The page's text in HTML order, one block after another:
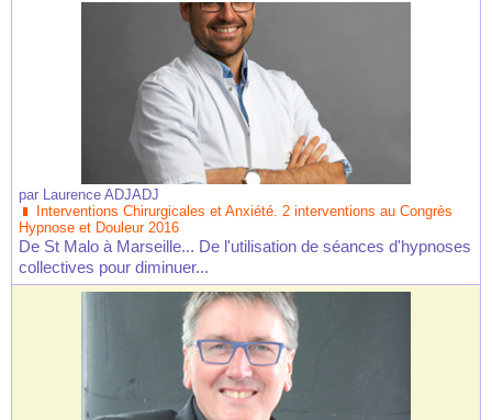
par Laurence ADJADJ
Interventions Chirurgicales et Anxiété. 2 interventions au Congrès
Hypnose et Douleur 2016
De St Malo à Marseille... De l'utilisation de séances d'hypnoses
collectives pour diminuer...